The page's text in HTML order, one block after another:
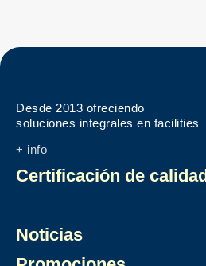
Desde 2013 ofreciendo
soluciones integrales en facilities
+ info
Certificación de calidad
Noticias